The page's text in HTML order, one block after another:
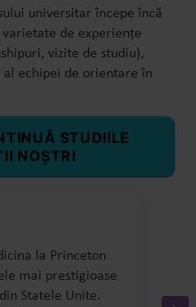
universitar începe încă
de experiențe
vizite de studiu),
echipei de orientare în
STUDIILE
NOȘTRI
la Princeton
mai prestigioase
Statele Unite.